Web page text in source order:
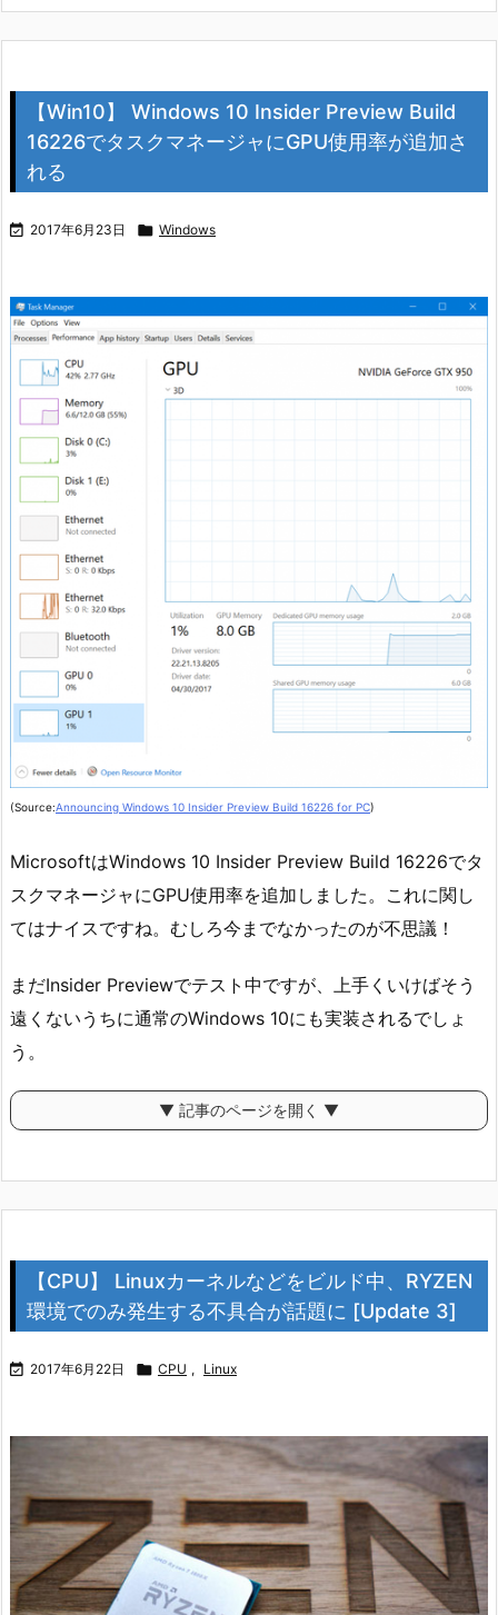
【Win10】 Windows 10 Insider Preview Build
16226でタスクマネージャにGPU使用率が追加さ
れる
 2017年6月23日  Windows
(Source:Announcing Windows 10 Insider Preview Build 16226 for PC)
MicrosoftはWindows 10 Insider Preview Build 16226でタ
スクマネージャにGPU使用率を追加しました。これに関し
てはナイスですね。むしろ今までなかったのが不思議！
まだInsider Previewでテスト中ですが、上手くいけばそう
遠くないうちに通常のWindows 10にも実装されるでしょ
う。
▼ 記事のページを開く ▼
【CPU】 Linuxカーネルなどをビルド中、RYZEN
環境でのみ発生する不具合が話題に [Update 3]
 2017年6月22日  CPU , Linux